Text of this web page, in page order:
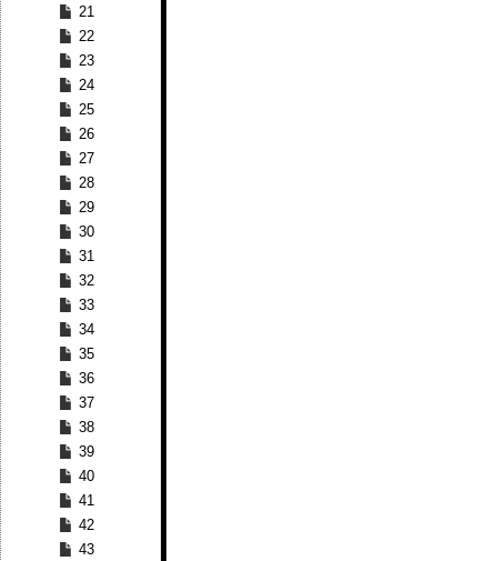
21
22
23
24
25
26
27
28
29
30
31
32
33
34
35
36
37
38
39
40
41
42
43